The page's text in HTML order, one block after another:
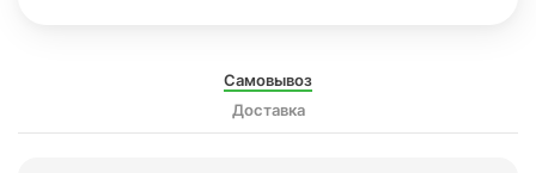
Самовывоз
Доставка